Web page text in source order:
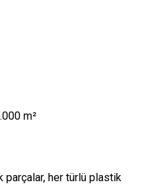
m²
parçalar, her türlü plastik